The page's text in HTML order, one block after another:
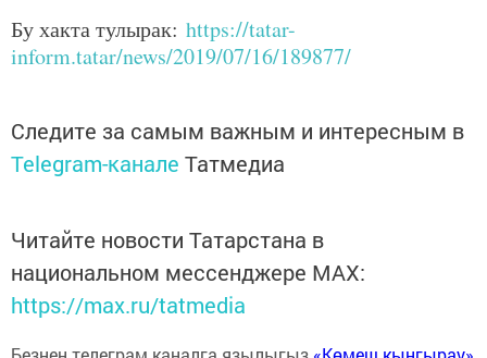
Бу хакта тулырак: https://tatar-
inform.tatar/news/2019/07/16/189877/
Следите за самым важным и интересным в
Telegram-канале Татмедиа
Читайте новости Татарстана в
национальном мессенджере MАХ:
https://max.ru/tatmedia